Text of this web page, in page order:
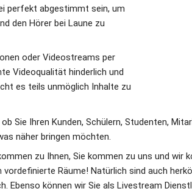
perfekt abgestimmt sein, um
den Hörer bei Laune zu
oder Videostreams per
Videoqualität hinderlich und
es teils unmöglich Inhalte zu
Sie Ihren Kunden, Schülern, Studenten,
näher bringen möchten.
zu Ihnen, Sie kommen zu uns und wir
vordefinierte Räume! Natürlich sind auch
Ebenso können wir Sie als Livestream